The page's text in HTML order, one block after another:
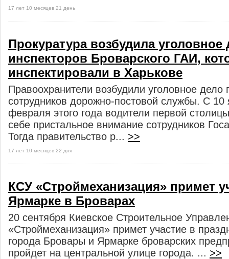
17 лет 10 месяцев 21 день
Прокуратура возбудила уголовное
инспекторов Броварского ГАИ,
инспектировали в Харькове
Правоохранители возбудили уголовное дело
сотрудников дорожно-постовой службы. С 10
февраля этого года водители первой
себе пристальное внимание сотрудников
Тогда правительство р... >>
17 лет 10 месяцев 22 дня
КСУ «Строймеханизация» примет
Ярмарке в Броварах
20 сентября Киевское Строительное
«Строймеханизация» примет участие в
города Бровары и Ярмарке броварских
пройдет на центральной улице города. ... >>